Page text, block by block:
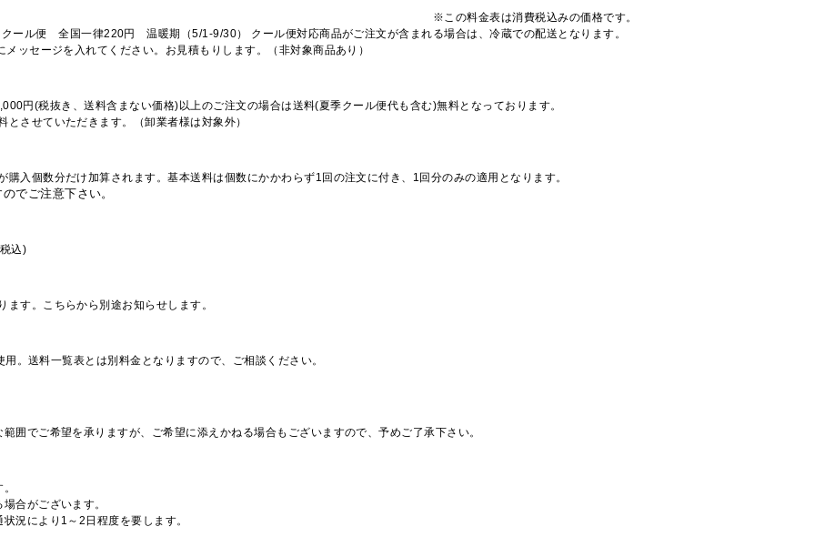
※この料金表は消費税込みの価格です。
ール便 全国一律220円 温暖期（5/1-9/30） クール便対応商品がご注文が含まれる場合は、冷蔵での配送となります。
ッセージを入れてください。お見積もりします。（非対象商品あり）
円(税抜き、送料含まない価格)以上のご注文の場合は送料(夏季クール便代も含む)無料となっております。
させていただきます。（卸業者様は対象外）
入個数分だけ加算されます。基本送料は個数にかかわらず1回の注文に付き、1回分のみの適用となります。
でご注意下さい。
込)
す。こちらから別途お知らせします。
。送料一覧表とは別料金となりますので、ご相談ください。
囲でご希望を承りますが、ご希望に添えかねる場合もございますので、予めご了承下さい。
合がございます。
況により1～2日程度を要します。